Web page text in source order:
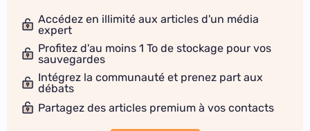
Accédez en illimité aux articles d'un média
expert
Profitez d'au moins 1 To de stockage pour vos
sauvegardes
Intégrez la communauté et prenez part aux
débats
Partagez des articles premium à vos contacts